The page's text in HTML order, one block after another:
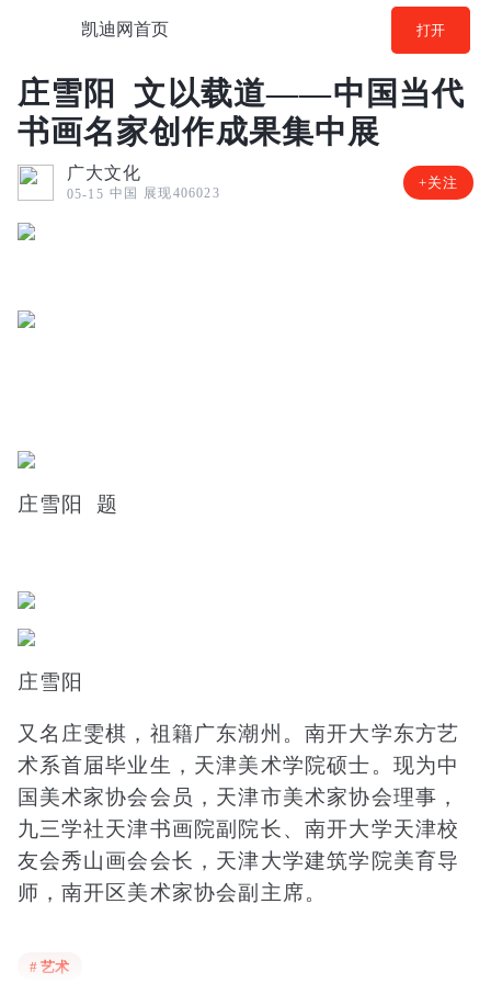
凯迪网首页 打开
庄雪阳 文以载道——中国当代
书画名家创作成果集中展
广大文化
05-15 中国 展现406023
+关注
庄雪阳 题
庄雪阳
又名庄雯棋，祖籍广东潮州。南开大学东方艺
术系首届毕业生，天津美术学院硕士。现为中
国美术家协会会员，天津市美术家协会理事，
九三学社天津书画院副院长、南开大学天津校
友会秀山画会会长，天津大学建筑学院美育导
师，南开区美术家协会副主席。
重彩，兼擅写意花鸟。画风清新淡雅，朦胧超
# 艺术